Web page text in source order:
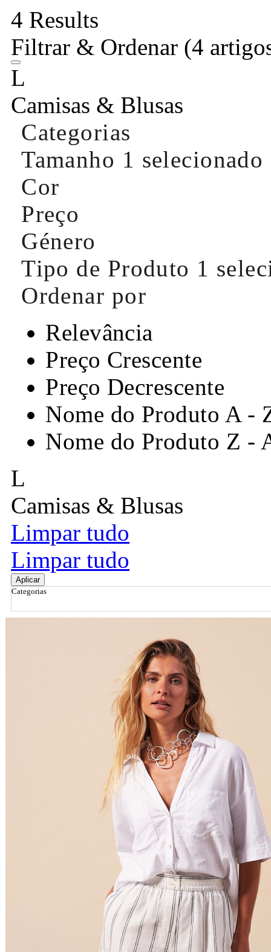
4 Results
Filtrar & Ordenar (4
L
Camisas & Blusas
Categorias
Tamanho 1 selecionado
Cor
Preço
Género
Tipo de Produto 1
Ordenar por
Relevância
Preço Crescente
Preço Decrescente
Nome do Produto A -
Nome do Produto Z -
L
Camisas & Blusas
Limpar tudo
Limpar tudo
Aplicar
Categorias
Nome do Produto A - Z
Nome do Produto Z - A